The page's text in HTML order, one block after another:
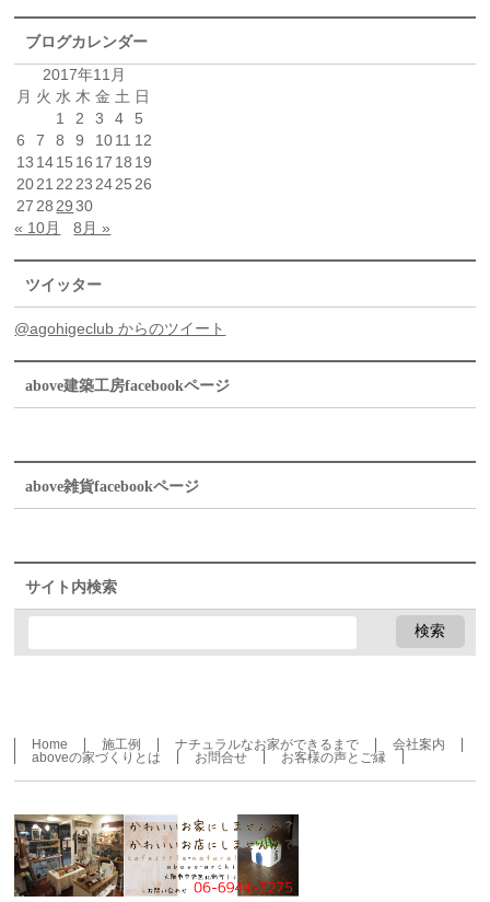
ブログカレンダー
2017年11月
月 火 水 木 金 土 日
1
2 3 4
5
6
7 8 9 1011 12
13 1415 16 17 18 19
2021 22 23 2425 26
27 28 29 30
« 10月
8月 »
ツイッター
@agohigeclub からのツイート
above建築工房facebookページ
above雑貨facebookページ
サイト内検索
Home 施工例 ナチュラルなお家ができるまで
会社案内
aboveの家づくりとは
お問合せ お客様の声とご縁